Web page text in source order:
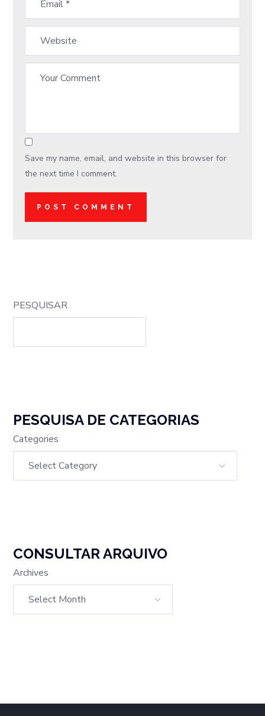
Save my name, email, and website in this browser for
the next time I comment.
PESQUISAR
PESQUISA DE CATEGORIAS
Categories
CONSULTAR ARQUIVO
Archives